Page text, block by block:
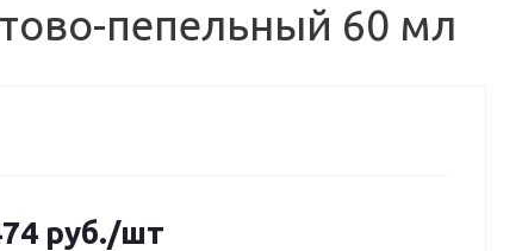
пепельный 60 мл
руб./шт